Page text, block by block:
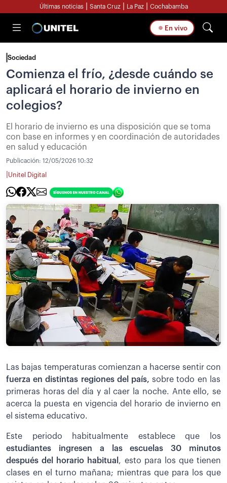
Últimas noticias Santa Cruz La Paz Cochabamba
En vivo
Sociedad
Comienza el frío, ¿desde cuándo se
aplicará el horario de invierno en
colegios?
El horario de invierno es una disposición que se toma
con base en informes y en coordinación de autoridades
en salud y educación
Publicación: 12/05/2026 10:32
Unitel Digital
Las bajas temperaturas comienzan a hacerse sentir con
fuerza en distintas regiones del país, sobre todo en las
primeras horas del día y al caer la noche. Ante ello, se
acerca la puesta en vigencia del horario de invierno en
el sistema educativo.
Este periodo habitualmente establece que los
estudiantes ingresen a las escuelas 30 minutos
después del horario habitual , esto para los que tienen
clases en el turno mañana; mientras que para los que